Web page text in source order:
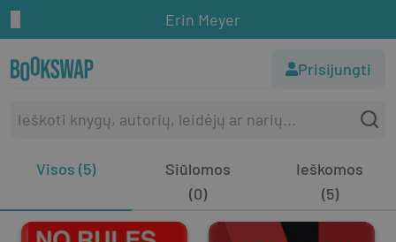
Erin Meyer
Prisijungti
Visos (5)
Siūlomos
(0)
Ieškomos
(5)